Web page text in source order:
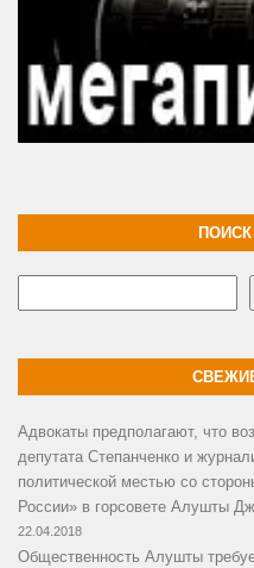
Адвокаты предполагают, что
депутата Степанченко и
политической местью со
России» в горсовете Алушты
22.04.2018
Общественность Алушты